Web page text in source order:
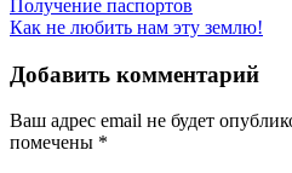
Навигация
по
записям
Получение паспортов
Как не любить нам эту землю!
Добавить комментарий
Ваш адрес email не будет
помечены *